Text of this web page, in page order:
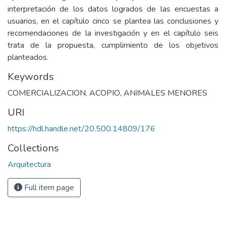
interpretación de los datos logrados de las encuestas a
usuarios, en el capítulo cinco se plantea las conclusiones y
recomendaciones de la investigación y en el capítulo seis
trata de la propuesta, cumplimiento de los objetivos
planteados.
Keywords
COMERCIALIZACION, ACOPIO, ANIMALES MENORES
URI
https://hdl.handle.net/20.500.14809/176
Collections
Arquitectura
Full item page